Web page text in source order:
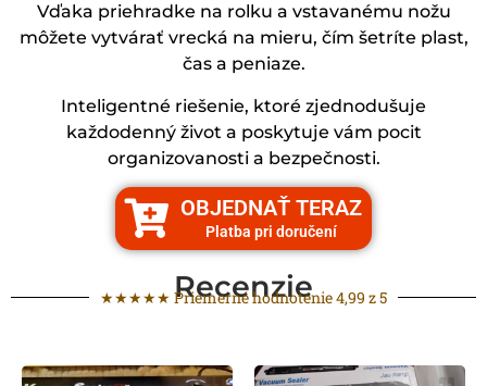
Vďaka priehradke na rolku a vstavanému nožu
môžete vytvárať vrecká na mieru, čím šetríte plast,
čas a peniaze.
Inteligentné riešenie, ktoré zjednodušuje
každodenný život a poskytuje vám pocit
organizovanosti a bezpečnosti.
OBJEDNAŤ TERAZ
Platba pri doručení
Recenzie
★★★★★ Priemerné hodnotenie 4,99 z 5